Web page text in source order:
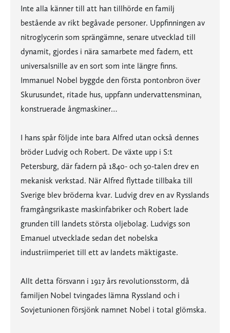
Inte alla känner till att han tillhörde en familj
bestående av rikt begåvade personer. Uppfinningen av
nitroglycerin som sprängämne, senare utvecklad till
dynamit, gjordes i nära samarbete med fadern, ett
universalsnille av en sort som inte längre finns.
Immanuel Nobel byggde den första pontonbron över
Skurusundet, ritade hus, uppfann undervattensminan,
konstruerade ångmaskiner…
I hans spår följde inte bara Alfred utan också dennes
bröder Ludvig och Robert. De växte upp i S:t
Petersburg, där fadern på 1840- och 50-talen drev en
mekanisk verkstad. När Alfred flyttade tillbaka till
Sverige blev bröderna kvar. Ludvig drev en av Rysslands
framgångsrikaste maskinfabriker och Robert lade
grunden till landets största oljebolag. Ludvigs son
Emanuel utvecklade sedan det nobelska
industriimperiet till ett av landets mäktigaste.
Allt detta försvann i 1917 års revolutionsstorm, då
familjen Nobel tvingades lämna Ryssland och i
Sovjetunionen försjönk namnet Nobel i total glömska.